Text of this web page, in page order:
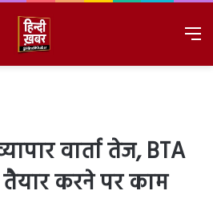
वार्ता तेज, BTA
करने पर काम